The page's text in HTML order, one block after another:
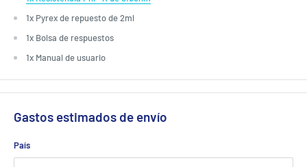
1x Pyrex de repuesto de 2ml
1x Bolsa de respuestos
1x Manual de usuario
Gastos estimados de envío
País